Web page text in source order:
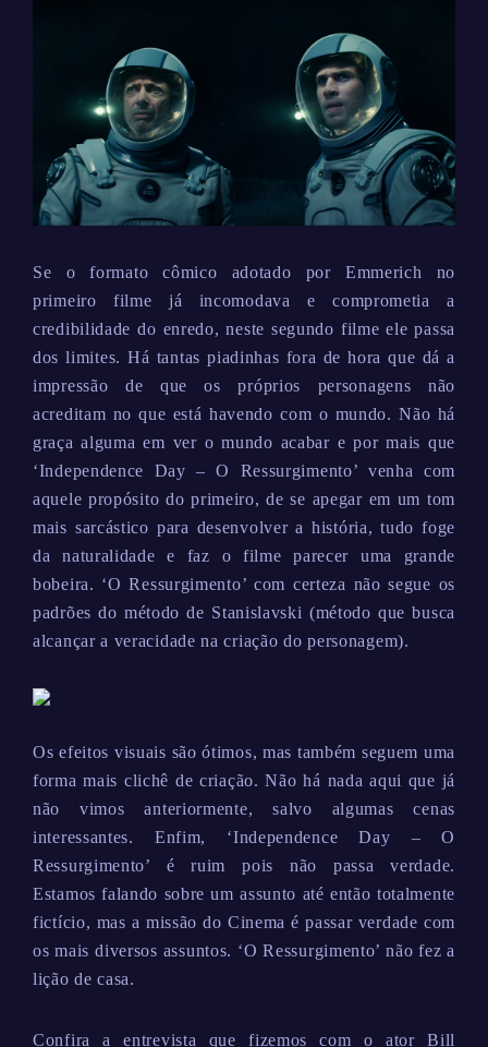
Se o formato cômico adotado por Emmerich no
primeiro filme já incomodava e comprometia a
credibilidade do enredo, neste segundo filme ele passa
dos limites. Há tantas piadinhas fora de hora que dá a
impressão de que os próprios personagens não
acreditam no que está havendo com o mundo. Não há
graça alguma em ver o mundo acabar e por mais que
‘Independence Day – O Ressurgimento’ venha com
aquele propósito do primeiro, de se apegar em um tom
mais sarcástico para desenvolver a história, tudo foge
da naturalidade e faz o filme parecer uma grande
bobeira. ‘O Ressurgimento’ com certeza não segue os
padrões do método de Stanislavski (método que busca
alcançar a veracidade na criação do personagem).
Os efeitos visuais são ótimos, mas também seguem uma
forma mais clichê de criação. Não há nada aqui que já
não vimos anteriormente, salvo algumas cenas
interessantes. Enfim, ‘Independence Day – O
Ressurgimento’ é ruim pois não passa verdade.
Estamos falando sobre um assunto até então totalmente
fictício, mas a missão do Cinema é passar verdade com
os mais diversos assuntos. ‘O Ressurgimento’ não fez a
lição de casa.
Confira a entrevista que fizemos com o ator Bill